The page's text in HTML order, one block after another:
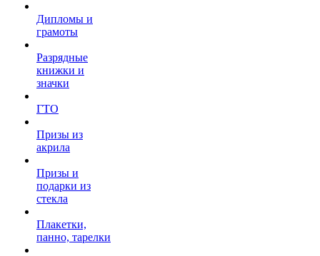
Дипломы и
грамоты
Разрядные
книжки и
значки
ГТО
Призы из
акрила
Призы и
подарки из
стекла
Плакетки,
панно, тарелки